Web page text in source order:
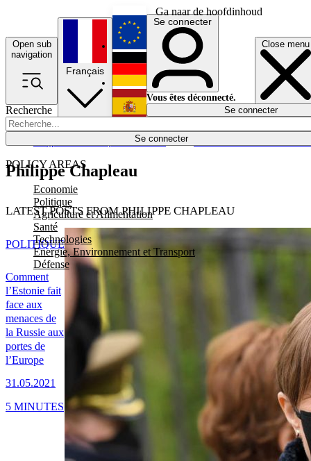
Ga naar de hoofdinhoud
Open sub
navigation
Close menu
Recherche
Se connecter
POLICY AREAS
Economie
Politique
Agriculture et Alimentation
Santé
Technologies
Energie, Environnement et Transport
Défense
Économie
Français
English
Deutsch
Español
Se connecter
Vous êtes déconnecté.
Se connecter
Philippe Chapleau
LATEST POSTS FROM PHILIPPE CHAPLEAU
Comment
l’Estonie fait
face aux
menaces de
la Russie aux
portes de
l’Europe
31.05.2021
POLITIQUE
5 MINUTES